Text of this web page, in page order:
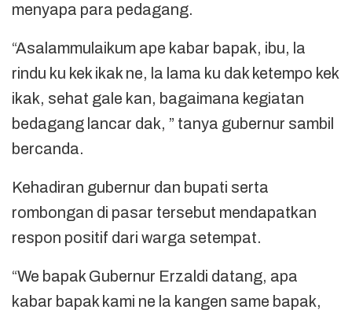
menyapa para pedagang.
“Asalammulaikum ape kabar bapak, ibu, la
rindu ku kek ikak ne, la lama ku dak ketempo kek
ikak, sehat gale kan, bagaimana kegiatan
bedagang lancar dak, ” tanya gubernur sambil
bercanda.
Kehadiran gubernur dan bupati serta
rombongan di pasar tersebut mendapatkan
respon positif dari warga setempat.
“We bapak Gubernur Erzaldi datang, apa
kabar bapak kami ne la kangen same bapak,